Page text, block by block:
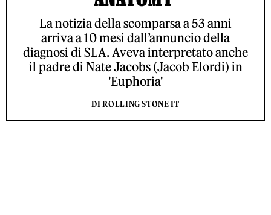
La notizia della scomparsa a 53 anni
arriva a 10 mesi dall’annuncio della
diagnosi di SLA. Aveva interpretato anche
il padre di Nate Jacobs (Jacob Elordi) in
'Euphoria'
DI ROLLING STONE IT